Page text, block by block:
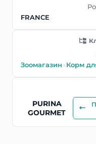
FRANCE
Зоомагазин ›Корм
PURINA
GOURMET